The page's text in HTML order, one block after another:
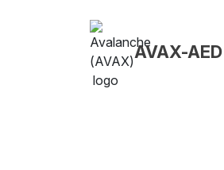
AVAX-AED